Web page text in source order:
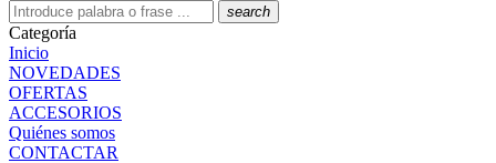
search
Categoría
Inicio
NOVEDADES
OFERTAS
ACCESORIOS
Quiénes somos
CONTACTAR